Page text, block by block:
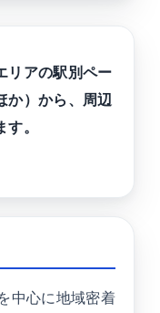
リアの駅別ペー
か）から、周辺
。
中心に地域密着